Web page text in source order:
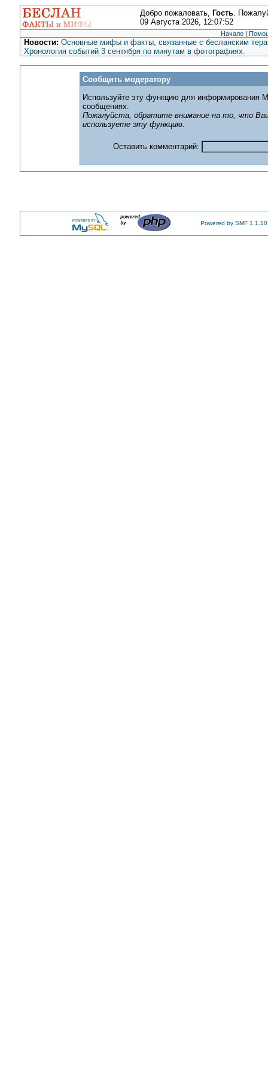
Добро пожаловать, Гость.
09 Августа 2026, 12:07:52
Начало |
Новости: Основные мифы и факты, связанные с бесланским
Хронология событий 3 сентября по минутам в фотографиях.
Сообщить модератору
Используйте эту функцию для информирования
сообщениях.
Пожалуйста, обратите внимание на то, что
используете эту функцию.
Оставить комментарий:
Powered by SMF 1.1.10